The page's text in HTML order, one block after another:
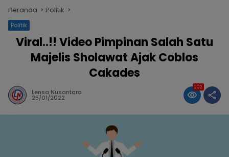
Beranda Politik
Politik
Viral..!! Video Pimpinan Salah Satu
Majelis Sholawat Ajak Coblos
Cakades
Lensa Nusantara
25/01/2022
202